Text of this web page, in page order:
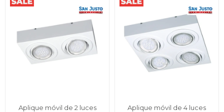
Aplique móvil de 2 luces
Aplique móvil de 4 luces